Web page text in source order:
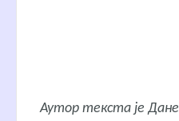
Аутор текста је Дане